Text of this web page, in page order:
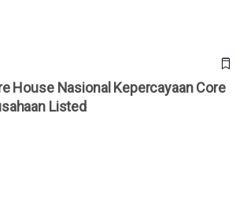
House Nasional Kepercayaan Core
Listed